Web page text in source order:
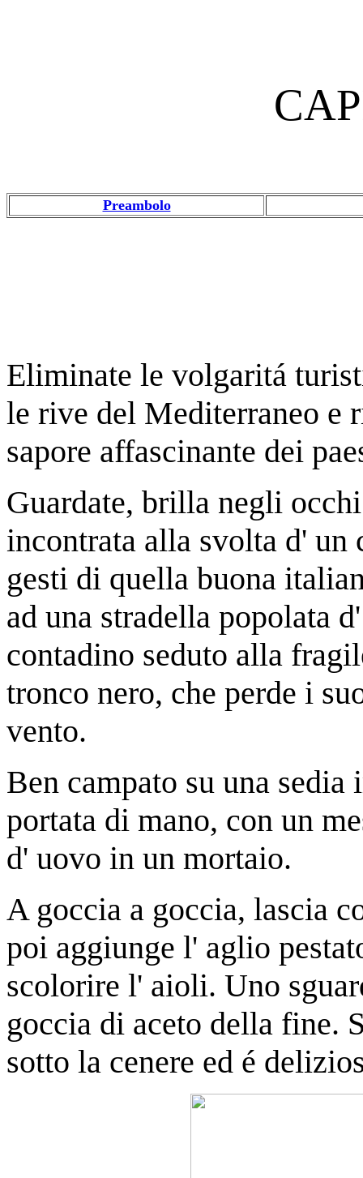
Preambolo
Eliminate le volgaritá
le rive del Mediterraneo e
sapore affascinante dei
Guardate, brilla negli
incontrata alla svolta d' un
gesti di quella buona
ad una stradella popolata
contadino seduto alla
tronco nero, che perde i
vento.
Ben campato su una
portata di mano, con un
d' uovo in un mortaio.
A goccia a goccia, lascia
poi aggiunge l' aglio
scolorire l' aioli. Uno
goccia di aceto della fine.
sotto la cenere ed é